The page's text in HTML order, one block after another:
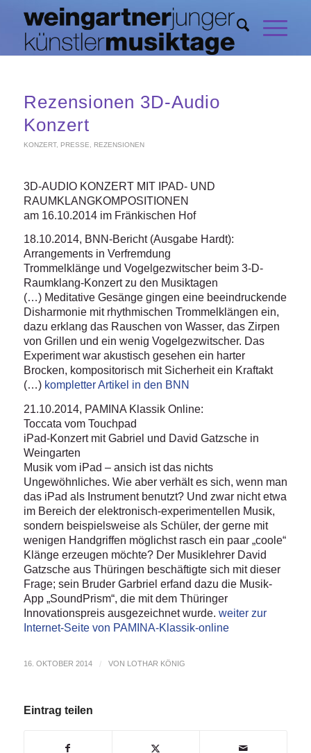
Rezensionen 3D-Audio
Konzert
KONZERT, PRESSE REZENSIONEN
3D-AUDIO KONZERT MIT IPAD- UND
RAUMKLANGKOMPOSITIONEN
am 16.10.2014 im Fränkischen Hof
18.10.2014, BNN-Bericht (Ausgabe Hardt):
Arrangements in Verfremdung
Trommelklänge und Vogelgezwitscher beim 3-D-
Raumklang-Konzert zu den Musiktagen
(…) Meditative Gesänge gingen eine beeindruckende
Disharmonie mit rhythmischen Trommelklängen ein,
dazu erklang das Rauschen von Wasser, das Zirpen
von Grillen und ein wenig Vogelgezwitscher. Das
Experiment war akustisch gesehen ein harter
Brocken, kompositorisch mit Sicherheit ein Kraftakt
(…) kompletter Artikel in den BNN
21.10.2014, PAMINA Klassik Online:
Toccata vom Touchpad
iPad-Konzert mit Gabriel und David Gatzsche in
Weingarten
Musik vom iPad – ansich ist das nichts
Ungewöhnliches. Wie aber verhält es sich, wenn man
das iPad als Instrument benutzt? Und zwar nicht etwa
im Bereich der elektronisch-experimentellen Musik,
sondern beispielsweise als Schüler, der gerne mit
wenigen Handgriffen möglichst rasch ein paar „coole“
Klänge erzeugen möchte? Der Musiklehrer David
Gatzsche aus Thüringen beschäftigte sich mit dieser
Frage; sein Bruder Garbriel erfand dazu die Musik-
App „SoundPrism“, die mit dem Thüringer
Innovationspreis ausgezeichnet wurde. weiter zur
Internet-Seite von PAMINA-Klassik-online
16. OKTOBER 2014 / VON LOTHAR KÖNIG
Eintrag teilen